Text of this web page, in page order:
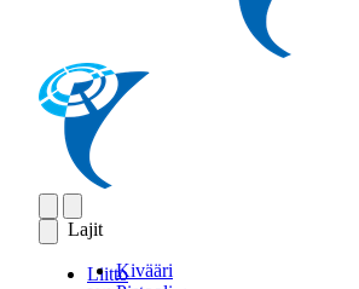
Lajit
Kivääri
Liitto